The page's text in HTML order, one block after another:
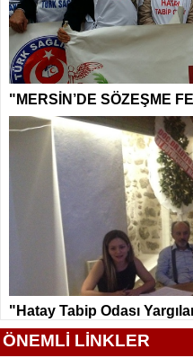
"MERSİN’DE SÖZEŞME
"Hatay Tabip Odası
ÖNEMLİ LİNKLER